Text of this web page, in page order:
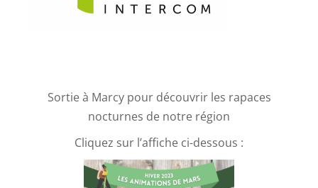
Sortie à Marcy pour découvrir les rapaces
nocturnes de notre région
Cliquez sur l’affiche ci-dessous :